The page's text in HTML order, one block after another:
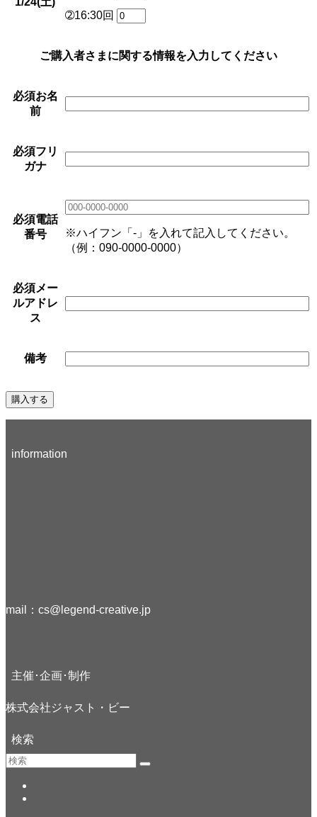
➁16:30回
ご購入者さまに関する情報を入力してください
必須お名
前
必須フリ
ガナ
必須電話
番号
※ハイフン「-」を入れて記入してください。
（例：090-0000-0000）
必須メー
ルアドレ
ス
備考
information
mail： cs@legend-creative.jp
主催･企画･制作
株式会社ジャスト・ビー
検索